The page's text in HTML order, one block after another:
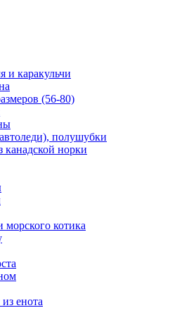
и каракульчи
(56-80)
полушубки
норки
котика
енота